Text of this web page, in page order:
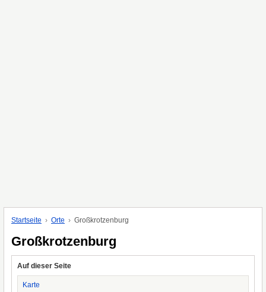
Startseite Orte Großkrotzenburg
Großkrotzenburg
Auf dieser Seite
Karte